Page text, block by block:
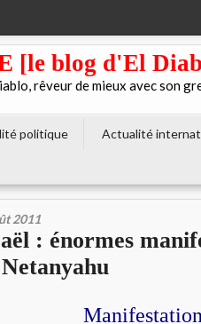
[le blog d'El
rêveur de mieux avec son
politique Actualité
2011
: énormes